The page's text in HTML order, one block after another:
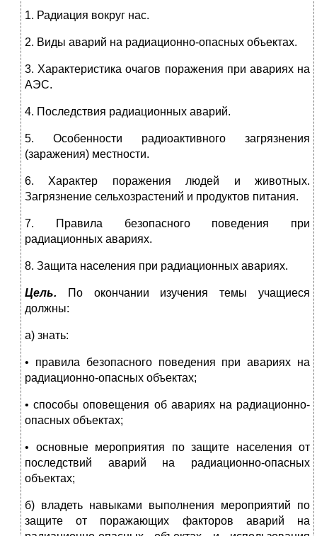
1. Радиация вокруг нас.
2. Виды аварий на радиационно-опасных объектах.
3. Характеристика очагов поражения при авариях на
АЭС.
4. Последствия радиационных аварий.
5. Особенности радиоактивного загрязнения
(заражения) местности.
6. Характер поражения людей и животных.
Загрязнение сельхозрастений и продуктов питания.
7. Правила безопасного поведения при
радиационных авариях.
8. Защита населения при радиационных авариях.
Цель. По окончании изучения темы учащиеся
должны:
а) знать:
• правила безопасного поведения при авариях на
радиационно-опасных объектах;
• способы оповещения об авариях на радиационно-
опасных объектах;
• основные мероприятия по защите населения от
последствий аварий на радиационно-опасных
объектах;
б) владеть навыками выполнения мероприятий по
защите от поражающих факторов аварий на